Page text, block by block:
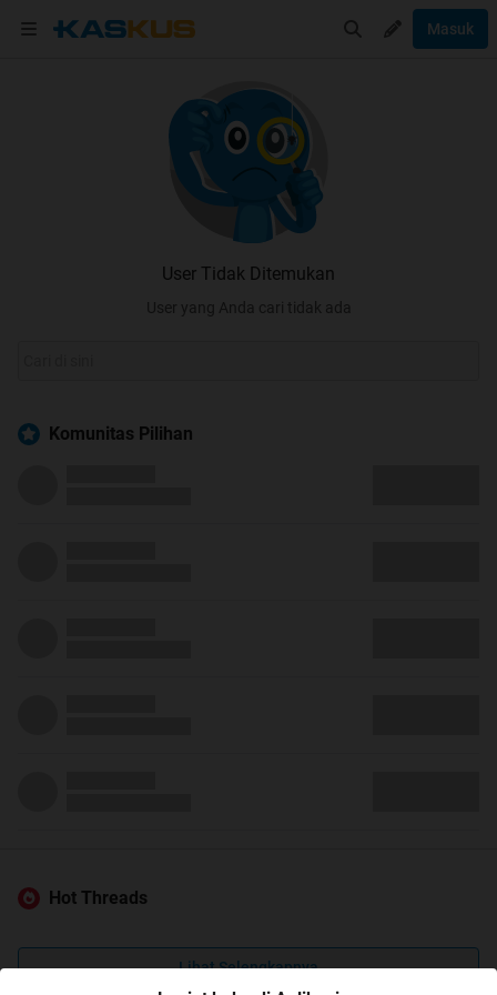
Masuk
User Tidak Ditemukan
User yang Anda cari tidak ada
Komunitas Pilihan
Hot Threads
Lihat Selengkapnya